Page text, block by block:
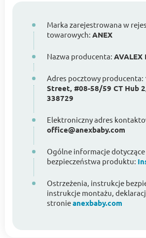
Marka zarejestrowana w
towarowych: ANEX
Nazwa producenta: AVALEX
Adres pocztowy producenta:
Street, #08-58/59 CT Hub
338729
Elektroniczny adres
office@anexbaby.com
Ogólne informacje dotyczące
bezpieczeństwa produktu:
Ostrzeżenia, instrukcje
instrukcje montażu,
stronieanexbaby.com